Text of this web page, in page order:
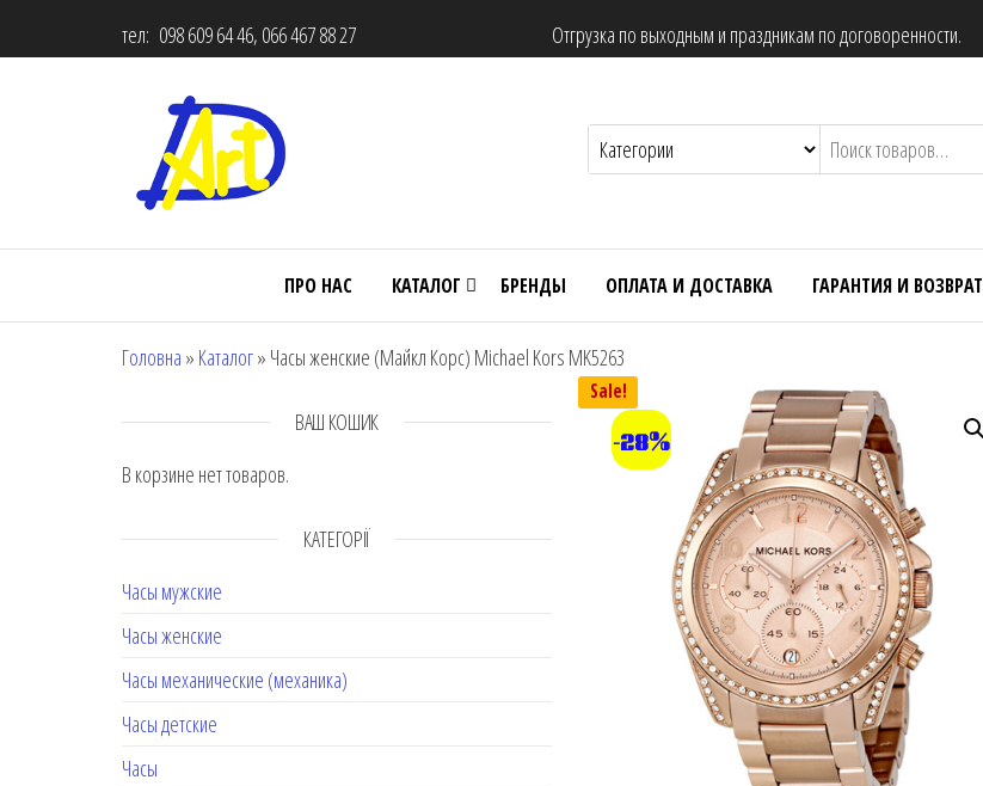
тел: 098 609 64 46, 066 467 88 27 Отгрузка по выходным и праздникам по договоренности.
ПРО НАС КАТАЛОГ БРЕНДЫ ОПЛАТА И ДОСТАВКА ГАРАНТИЯ И ВОЗВРАТ
Головна » Каталог» Часы женские (Майкл Корс) Michael Kors MK5263
ВАШ КОШИК
В корзине нет товаров.
КАТЕГОРІЇ
Часы мужские
Часы женские
Часы механические (механика)
Часы детские
Часы
Sale!
-28%